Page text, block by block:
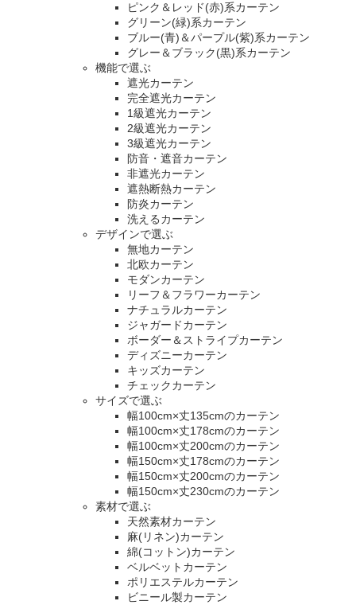
ピンク＆レッド(赤)系カーテン
グリーン(緑)系カーテン
ブルー(青)＆パープル(紫)系カーテン
グレー＆ブラック(黒)系カーテン
機能で選ぶ
遮光カーテン
完全遮光カーテン
1級遮光カーテン
2級遮光カーテン
3級遮光カーテン
防音・遮音カーテン
非遮光カーテン
遮熱断熱カーテン
防炎カーテン
洗えるカーテン
デザインで選ぶ
無地カーテン
北欧カーテン
モダンカーテン
リーフ＆フラワーカーテン
ナチュラルカーテン
ジャガードカーテン
ボーダー＆ストライプカーテン
ディズニーカーテン
キッズカーテン
チェックカーテン
サイズで選ぶ
幅100cm×丈135cmのカーテン
幅100cm×丈178cmのカーテン
幅100cm×丈200cmのカーテン
幅150cm×丈178cmのカーテン
幅150cm×丈200cmのカーテン
幅150cm×丈230cmのカーテン
素材で選ぶ
天然素材カーテン
麻(リネン)カーテン
綿(コットン)カーテン
ベルベットカーテン
ポリエステルカーテン
ビニール製カーテン